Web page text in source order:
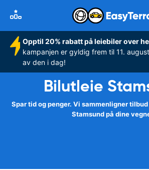
Opptil 20% rabatt på leiebiler over
kampanjen er gyldig frem til 11.
av den i dag!
Bilutleie
Spar tid og penger. Vi sammenligner
Stamsund på dine